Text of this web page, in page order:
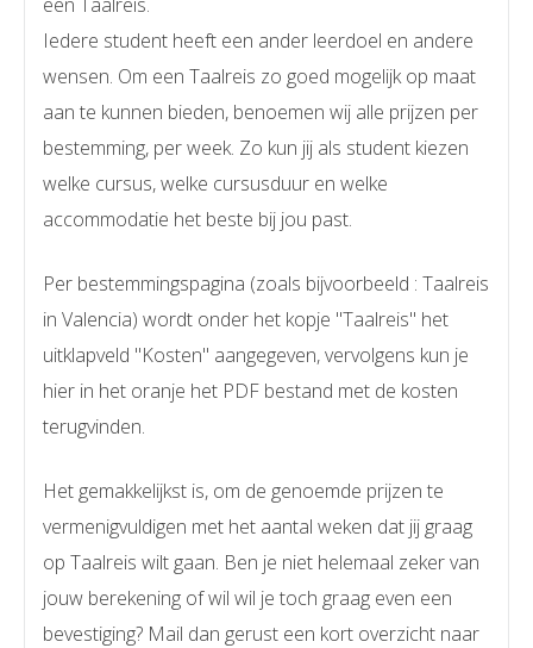
Iedere student heeft een ander leerdoel en andere
wensen. Om een Taalreis zo goed mogelijk op maat
aan te kunnen bieden, benoemen wij alle prijzen per
bestemming, per week. Zo kun jij als student kiezen
welke cursus, welke cursusduur en welke
accommodatie het beste bij jou past.
Per bestemmingspagina (zoals bijvoorbeeld : Taalreis
in Valencia) wordt onder het kopje "Taalreis" het
uitklapveld "Kosten" aangegeven, vervolgens kun je
hier in het oranje het PDF bestand met de kosten
terugvinden.
Het gemakkelijkst is, om de genoemde prijzen te
vermenigvuldigen met het aantal weken dat jij graag
op Taalreis wilt gaan. Ben je niet helemaal zeker van
jouw berekening of wil wil je toch graag even een
bevestiging? Mail dan gerust een kort overzicht naar